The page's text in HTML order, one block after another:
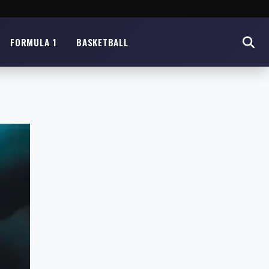
FORMULA 1 BASKETBALL